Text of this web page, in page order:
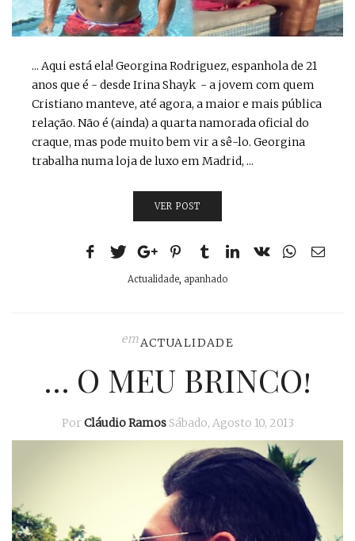
... Aqui está ela! Georgina Rodriguez, espanhola de 21
anos que é - desde Irina Shayk - a jovem com quem
Cristiano manteve, até agora, a maior e mais pública
relação. Não é (ainda) a quarta namorada oficial do
craque, mas pode muito bem vir a sê-lo. Georgina
trabalha numa loja de luxo em Madrid, ...
VER POST
Actualidade apanhado
emACTUALIDADE
… O MEU BRINCO!
Por Cláudio Ramos Sábado, Agosto 10, 2013